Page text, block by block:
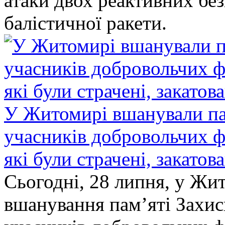
балістичної ракети.
У Житомирі вшанували
учасників добровольчих
які були страчені,
Сьогодні, 28 липня, у
вшанування пам’яті